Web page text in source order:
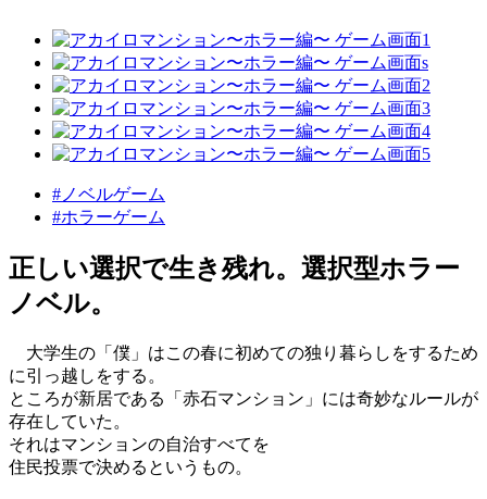
#ノベルゲーム
#ホラーゲーム
正しい選択で生き残れ。選択型ホラー
ノベル。
大学生の「僕」はこの春に初めての独り暮らしをするため
に引っ越しをする。
ところが新居である「赤石マンション」には奇妙なルールが
存在していた。
それはマンションの自治すべてを
住民投票で決めるというもの。